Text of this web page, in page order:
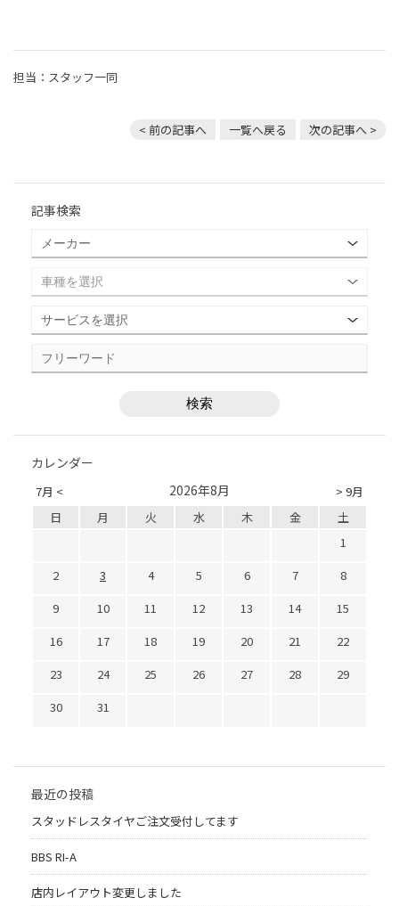
担当：スタッフ一同
< 前の記事へ 一覧へ戻る 次の記事へ >
記事検索
カレンダー
7月 < > 9月
2026年8月
日 月 火 水 木 金
土
1
2
3 4 5 6 7
8
9
10 11 12 13 14
15
16
17 18 19 20 21
22
23
24 25 26 27 28
29
30
31
最近の投稿
スタッドレスタイヤご注文受付してます
BBS RI-A
店内レイアウト変更しました